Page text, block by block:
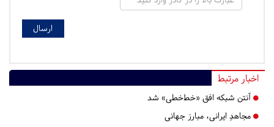
اخبار مرتبط
آنتن شبکه افق «خط‌خطی» شد
مجاهدِ ایرانی، مبارز جهانی